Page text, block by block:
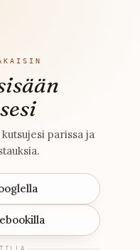
parissa ja